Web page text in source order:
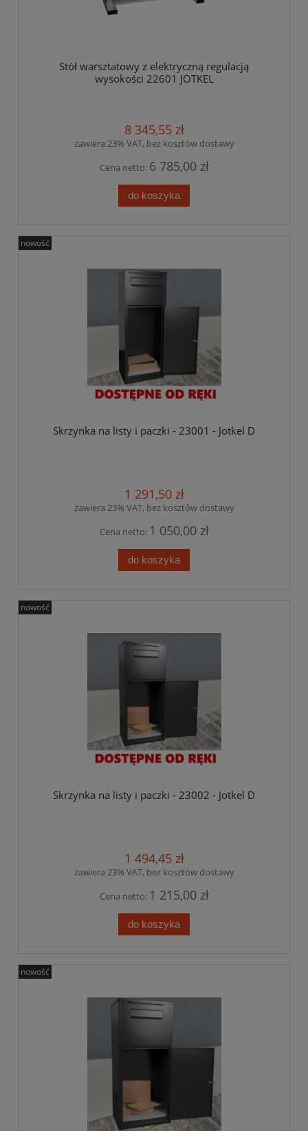
Stół warsztatowy z elektryczną regulacją
wysokości 22601 JOTKEL
8 345,55 zł
zawiera 23% VAT, bez kosztów dostawy
Cena netto: 6 785,00 zł
do koszyka
Skrzynka na listy i paczki - 23001 - Jotkel D
1 291,50 zł
zawiera 23% VAT, bez kosztów dostawy
Cena netto: 1 050,00 zł
do koszyka
nowość
Skrzynka na listy i paczki - 23002 - Jotkel D
1 494,45 zł
zawiera 23% VAT, bez kosztów dostawy
Cena netto: 1 215,00 zł
do koszyka
nowość
nowość